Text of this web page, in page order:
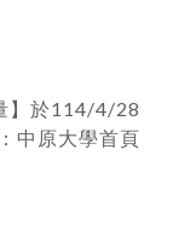
】於114/4/28
中原大學首頁